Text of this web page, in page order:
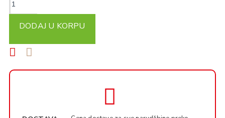
DODAJ U KORPU